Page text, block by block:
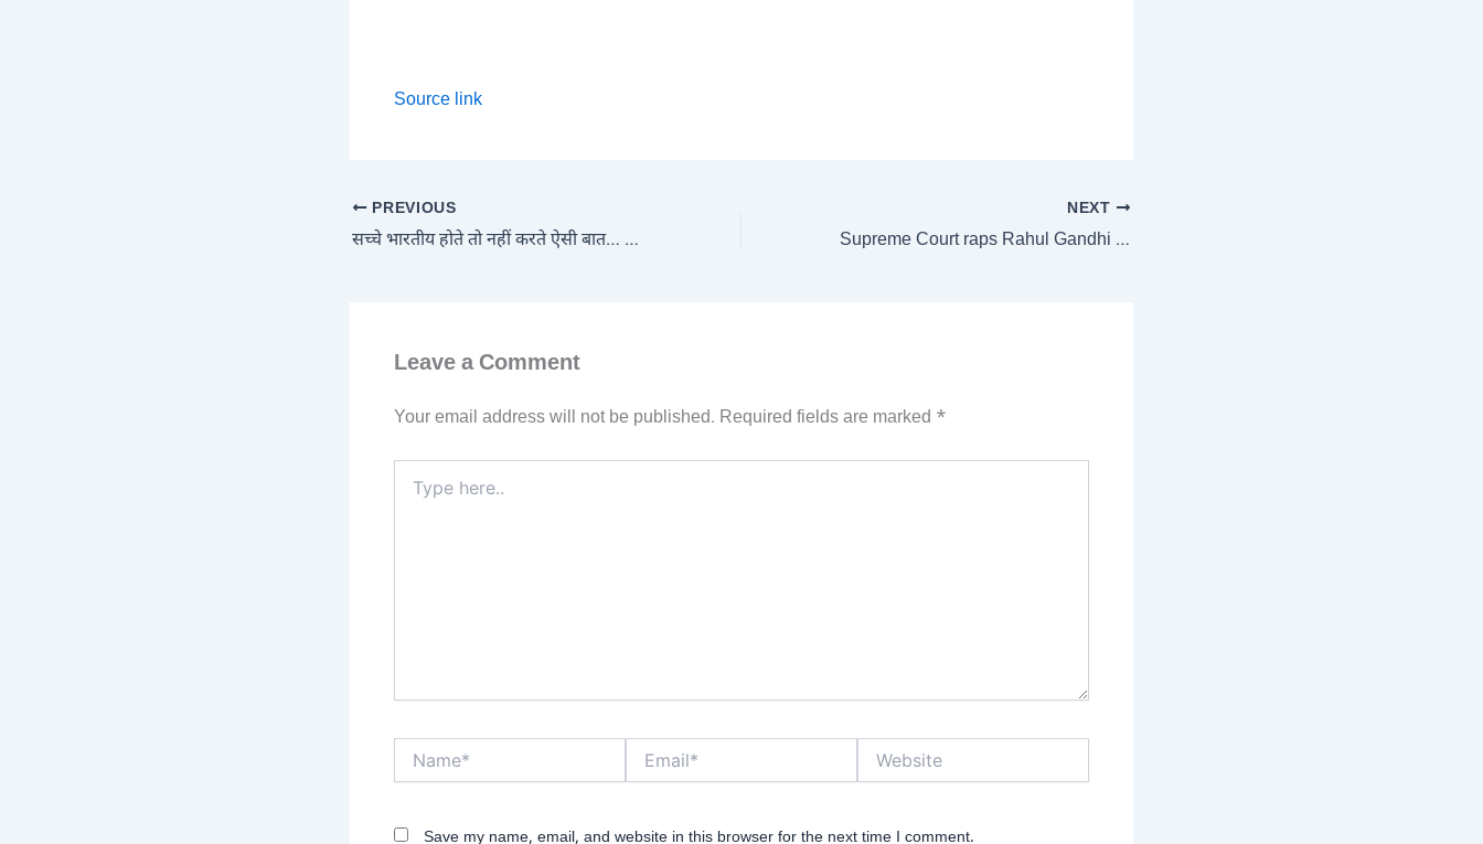
Source link
PREVIOUS
सच्चे भारतीय होते तो नहीं करते ऐसी बात… सेना पर राहुल गाँधी ने दिया अपमानजनक बयान तो सुप्रीम कोर्ट ने फटकारा: गलवान की लड़ाई के दौरान भी आर्मी का मनोबल गिरा रहे थे कॉन्ग्रेस नेता
NEXT
Supreme Court raps Rahul Gandhi for claiming ‘Chinese soldiers are thrashing Indian Army’, points out how a true Indian won’t say such things
Leave a Comment
Your email address will not be published. Required fields are marked *
here..
Save my name, email, and website in this browser for the next time I comment.